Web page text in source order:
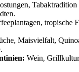
tropische
Maisvielfalt,
Wein,